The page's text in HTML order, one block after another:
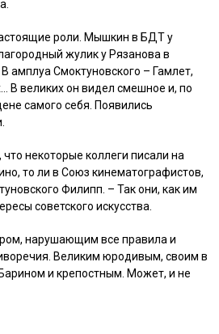
роли. Мышкин в БДТ у
жулик у Рязанова в
амплуа Смоктуновского – Гамлет,
В великих он видел смешное и, по
самого себя. Появились
некоторые коллеги писали на
то ли в Союз кинематографистов,
Филипп. – Так они, как им
советского искусства.
нарушающим все правила и
Великим юродивым, своим в
и крепостным. Может, и не